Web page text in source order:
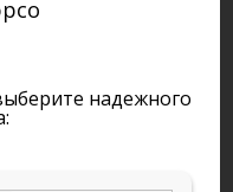
надежного